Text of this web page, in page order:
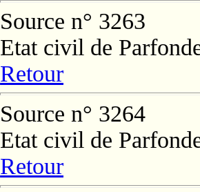
Source n° 3263
Etat civil de
Retour
Source n° 3264
Etat civil de
Retour